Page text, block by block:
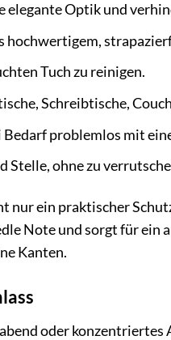
elegante Optik und
hochwertigem,
Tuch zu reinigen.
Schreibtische,
Bedarf problemlos mit
Stelle, ohne zu
nur ein praktischer
Note und sorgt für ein
Kanten.
oder